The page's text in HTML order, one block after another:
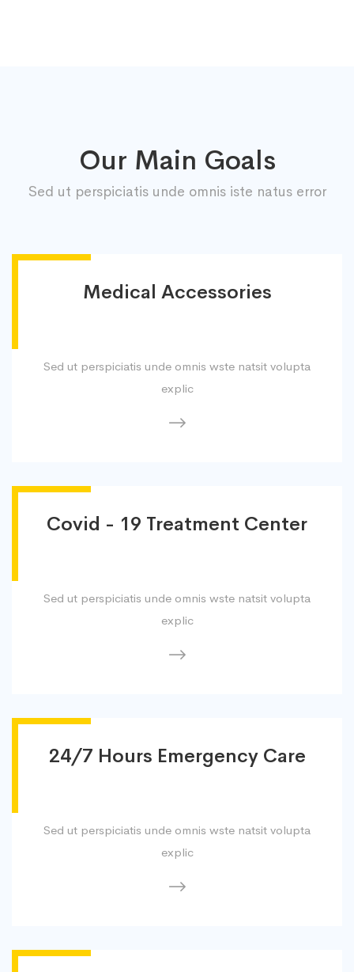
Our Main Goals
Sed ut perspiciatis unde omnis iste natus error
Medical Accessories
Sed ut perspiciatis unde omnis wste natsit volupta
explic
Covid - 19 Treatment Center
Sed ut perspiciatis unde omnis wste natsit volupta
explic
24/7 Hours Emergency Care
Sed ut perspiciatis unde omnis wste natsit volupta
explic